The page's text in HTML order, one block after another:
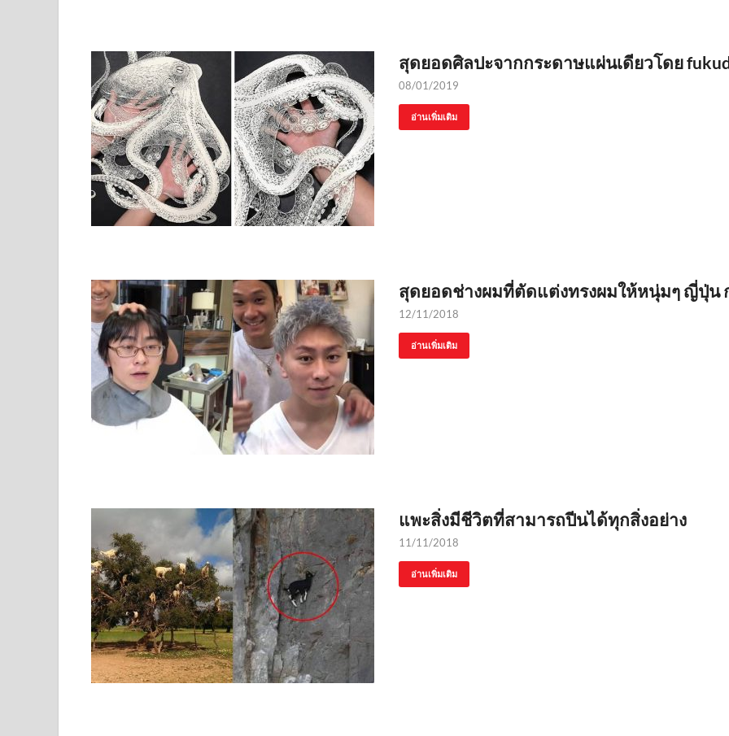
สุดยอดศิลปะจากกระดาษแผ่นเดียวโดย
08/01/2019
อ่านเพิ่มเติม
สุดยอดช่างผมที่ตัดแต่งทรงผมให้หนุ่มๆ ญี่ปุ่น
12/11/2018
อ่านเพิ่มเติม
แพะสิ่งมีชีวิตที่สามารถปีนได้ทุกสิ่งอย่าง
11/11/2018
อ่านเพิ่มเติม